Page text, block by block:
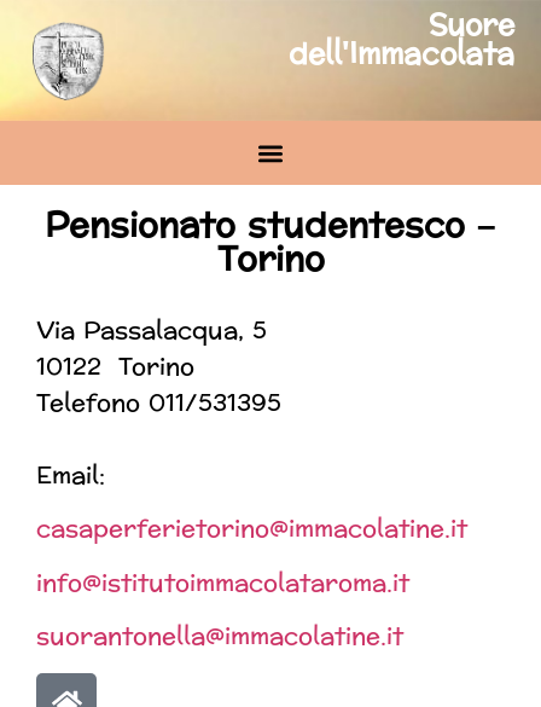
Suore
dell'Immacolata
Pensionato studentesco –
Torino
Via Passalacqua, 5
10122 Torino
Telefono 011/531395
Email:
casaperferietorino@immacolatine.it
info@istitutoimmacolataroma.it
suorantonella@immacolatine.it